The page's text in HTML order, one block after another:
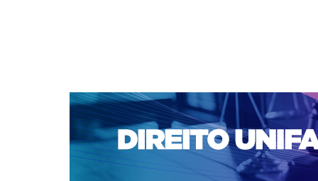
CAPA SOBRE ACESSO CADASTRO
NOTÍCIAS
EDIÇÕES DE Nº 1 A 100 WEBMAIL
Capa>Pesquisa> Perfil do autor
Perfil do autor